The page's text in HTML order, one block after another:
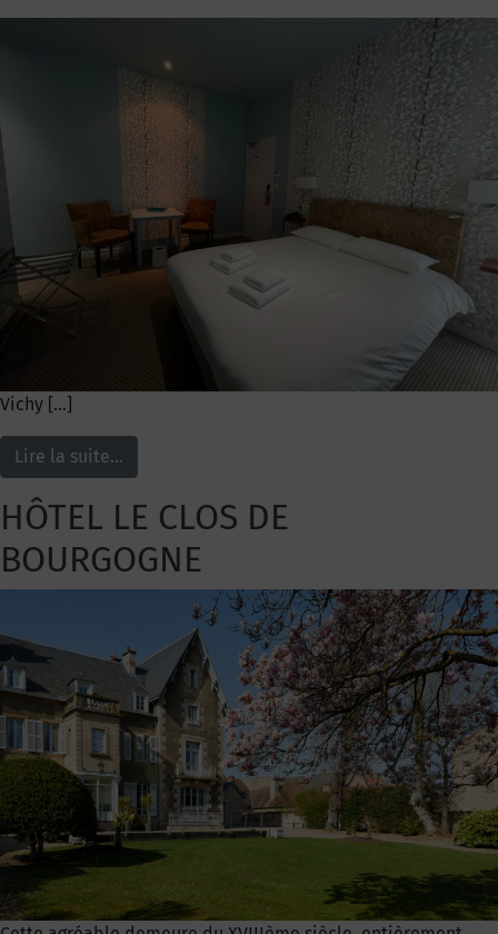
Vichy […]
Lire la suite…
HÔTEL LE CLOS DE
BOURGOGNE